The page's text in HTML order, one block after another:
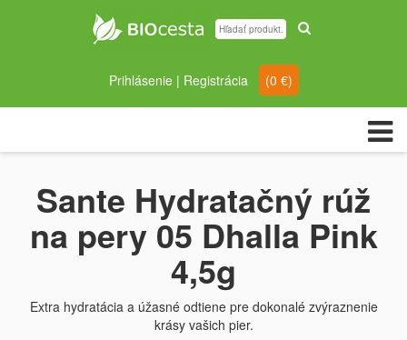
Prihlásenie| Registrácia (0 €)
Sante Hydratačný rúž
na pery 05 Dhalla Pink
4,5g
Extra hydratácia a úžasné odtiene pre dokonalé zvýraznenie
krásy vašich pier.